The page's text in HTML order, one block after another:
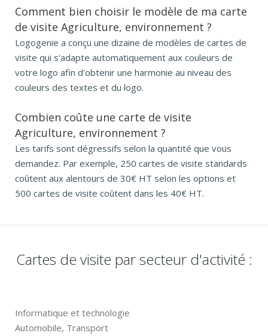
Comment bien choisir le modèle de ma carte
de visite Agriculture, environnement ?
Logogenie a conçu une dizaine de modèles de cartes de
visite qui s'adapte automatiquement aux couleurs de
votre logo afin d'obtenir une harmonie au niveau des
couleurs des textes et du logo.
Combien coûte une carte de visite
Agriculture, environnement ?
Les tarifs sont dégressifs selon la quantité que vous
demandez. Par exemple, 250 cartes de visite standards
coûtent aux alentours de 30€ HT selon les options et
500 cartes de visite coûtent dans les 40€ HT.
Cartes de visite par secteur d'activité :
Informatique et technologie
Automobile, Transport